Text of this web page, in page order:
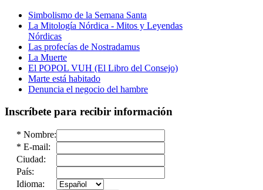
Simbolismo de la Semana Santa
La Mitología Nórdica - Mitos y Leyendas
Nórdicas
Las profecías de Nostradamus
La Muerte
El POPOL VUH (El Libro del Consejo)
Marte está habitado
Denuncia el negocio del hambre
Inscríbete para recibir información
* Nombre:
* E-mail:
Ciudad:
País:
Idioma: